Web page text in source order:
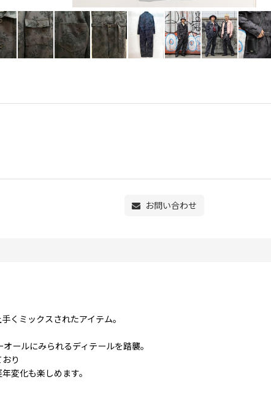
お問い合わせ
くミックスされたアイテム。
ールにみられるディテールを踏襲。
り
変化も楽しめます。